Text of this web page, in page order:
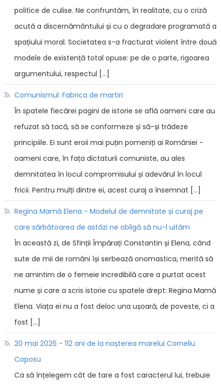
politice de culise. Ne confruntăm, în realitate, cu o criză
acută a discernământului și cu o degradare programată a
spațiului moral. Societatea s-a fracturat violent între două
modele de existență total opuse: pe de o parte, rigoarea
argumentului, respectul […]
Comunismul: Fabrica de martiri
În spatele fiecărei pagini de istorie se află oameni care au
refuzat să tacă, să se conformeze și să-și trădeze
principiile. Ei sunt eroii mai puțin pomeniți ai României -
oameni care, în fața dictaturii comuniste, au ales
demnitatea în locul compromisului și adevărul în locul
fricii. Pentru mulți dintre ei, acest curaj a însemnat […]
Regina Mamă Elena - Modelul de demnitate și curaj pe
care sărbătoarea de astăzi ne obligă să nu-l uităm
În această zi, de Sfinții Împărați Constantin și Elena, când
sute de mii de români își serbează onomastica, merită să
ne amintim de o femeie incredibilă care a purtat acest
nume și care a scris istorie cu spatele drept: Regina Mamă
Elena. Viața ei nu a fost deloc una ușoară, de poveste, ci a
fost […]
20 mai 2026 - 112 ani de la nașterea marelui Corneliu
Coposu
Ca să înțelegem cât de tare a fost caracterul lui, trebuie